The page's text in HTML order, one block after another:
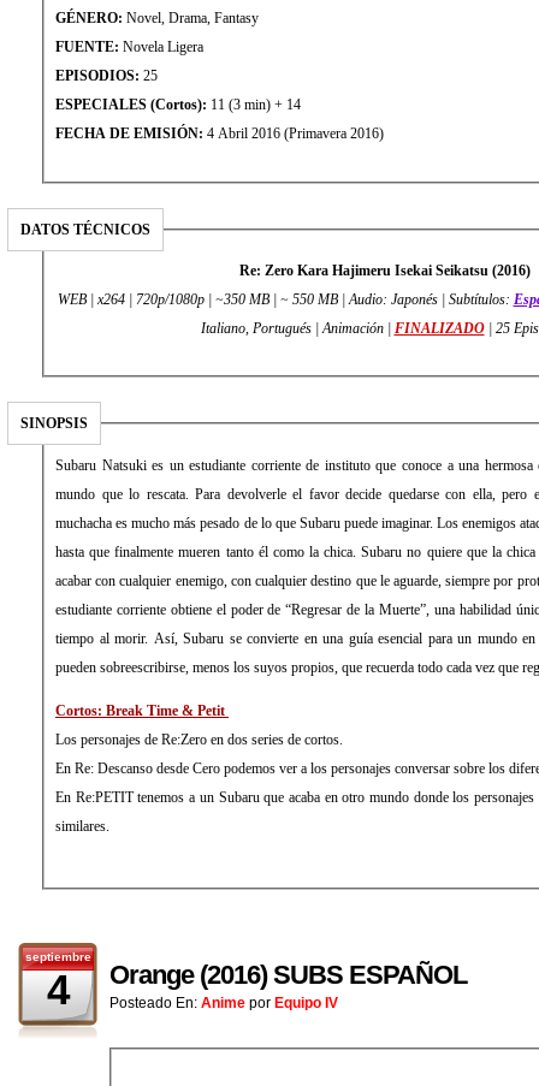
GÉNERO: Novel, Drama, Fantasy
FUENTE: Novela Ligera
EPISODIOS: 25
ESPECIALES (Cortos): 11 (3 min) + 14
FECHA DE EMISIÓN: 4 Abril 2016 (Primavera 2016)
DATOS TÉCNICOS
Re: Zero Kara Hajimeru Isekai Seikatsu (2016)
WEB | x264 | 720p/1080p | ~350 MB | ~ 550 MB | Audio: Japonés | Subtítulos:
Italiano, Portugués | Animación | FINALIZADO| 25
SINOPSIS
Subaru Natsuki es un estudiante corriente de instituto que conoce a una
mundo que lo rescata. Para devolverle el favor decide quedarse con ella, pero
muchacha es mucho más pesado de lo que Subaru puede imaginar. Los enemigos
hasta que finalmente mueren tanto él como la chica. Subaru no quiere que la
acabar con cualquier enemigo, con cualquier destino que le aguarde, siempre por
estudiante corriente obtiene el poder de “Regresar de la Muerte”, una habilidad
tiempo al morir. Así, Subaru se convierte en una guía esencial para un mundo
pueden sobreescribirse, menos los suyos propios, que recuerda todo cada vez que
Cortos: Break Time & Petit
Los personajes de Re:Zero en dos series de cortos.
En Re: Descanso desde Cero podemos ver a los personajes conversar sobre los
En Re:PETIT tenemos a un Subaru que acaba en otro mundo donde los personajes
similares.
septiembre
4 Orange (2016) SUBS ESPAÑOL
Posteado En: Anime por Equipo IV